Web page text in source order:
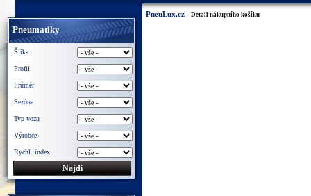
Pneumatiky
Šířka
Profil
Průměr
Sezóna
Typ vozu
Výrobce
Rychl. index
PneuLux.cz - Detail nákupního košíku